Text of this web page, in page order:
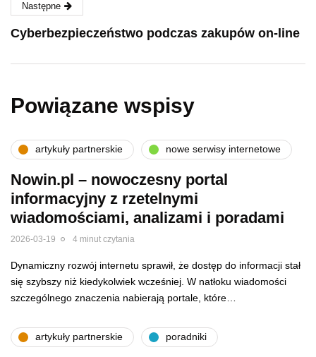
Następne
Cyberbezpieczeństwo podczas zakupów on-line
Powiązane wspisy
artykuły partnerskie nowe serwisy internetowe
Nowin.pl – nowoczesny portal
informacyjny z rzetelnymi
wiadomościami, analizami i poradami
2026-03-19 4 minut czytania
Dynamiczny rozwój internetu sprawił, że dostęp do informacji stał
się szybszy niż kiedykolwiek wcześniej. W natłoku wiadomości
szczególnego znaczenia nabierają portale, które…
artykuły partnerskie poradniki